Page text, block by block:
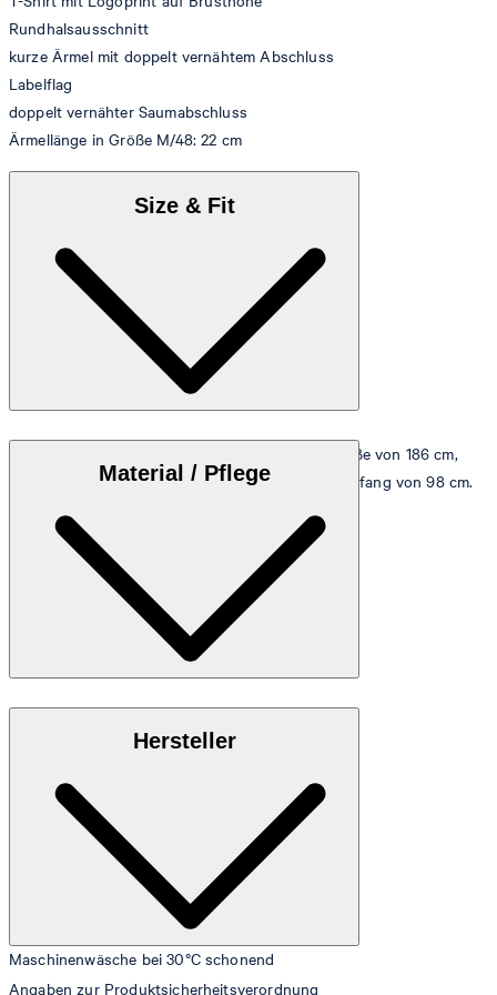
Rundhalsausschnitt
kurze Ärmel mit doppelt vernähtem Abschluss
Labelflag
doppelt vernähter Saumabschluss
Ärmellänge in Größe M/48: 22 cm
Size & Fit
Das Model trägt die Größe M bei einer Körpergröße von 186 cm,
einem Brustumfang von 98 cm und einem Hüftumfang von 98 cm.
Größentabelle
Material / Pflege
Maschinenwäsche bei 30°C schonend
Hersteller
Angaben zur Produktsicherheitsverordnung